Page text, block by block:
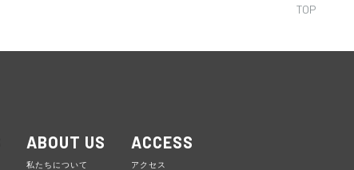
TOP
ABOUT US
私たちについて
ACCESS
アクセス